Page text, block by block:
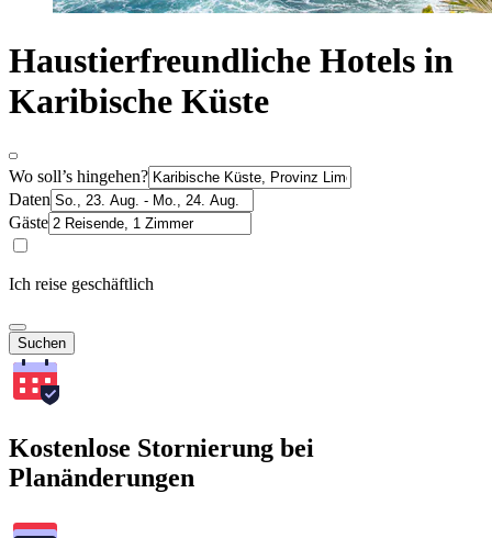
Haustierfreundliche Hotels in
Karibische Küste
Wo soll’s hingehen?
Daten
Gäste
Ich reise geschäftlich
Suchen
Kostenlose Stornierung bei
Planänderungen